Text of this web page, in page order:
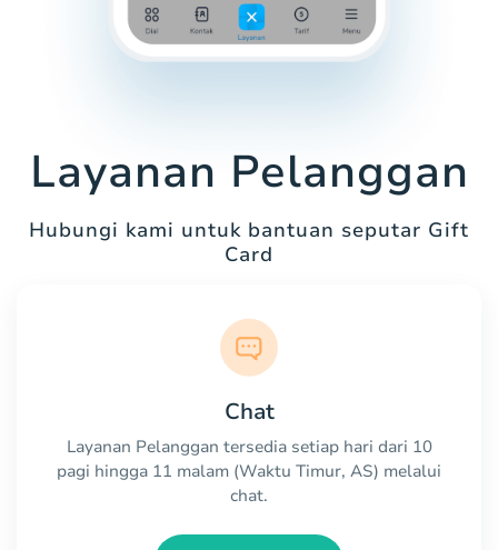
Layanan Pelanggan
Hubungi kami untuk bantuan seputar Gift
Card
Chat
Layanan Pelanggan tersedia setiap hari dari 10
pagi hingga 11 malam (Waktu Timur, AS) melalui
chat.